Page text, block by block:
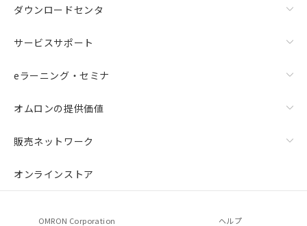
ダウンロードセンタ
サービスサポート
eラーニング・セミナ
オムロンの提供価値
販売ネットワーク
オンラインストア
OMRON Corporation ヘルプ